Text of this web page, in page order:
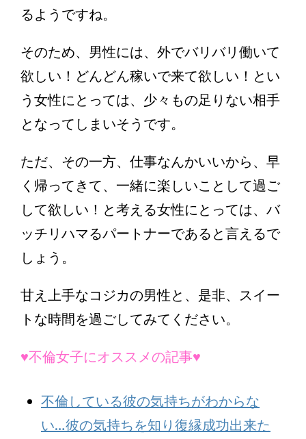
るようですね。
そのため、男性には、外でバリバリ働いて
欲しい！どんどん稼いで来て欲しい！とい
う女性にとっては、少々もの足りない相手
となってしまいそうです。
ただ、その一方、仕事なんかいいから、早
く帰ってきて、一緒に楽しいことして過ご
して欲しい！と考える女性にとっては、バ
ッチリハマるパートナーであると言えるで
しょう。
甘え上手なコジカの男性と、是非、スイー
トな時間を過ごしてみてください。
♥不倫女子にオススメの記事♥
不倫している彼の気持ちがわからな
い…彼の気持ちを知り復縁成功出来た